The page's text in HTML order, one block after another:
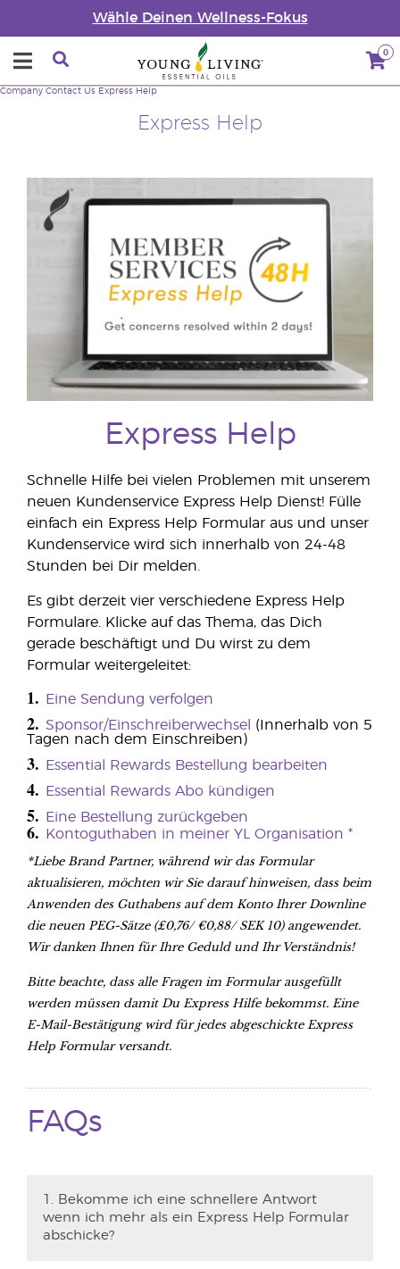
Wähle Deinen Wellness-Fokus
0
Express Help
Company Contact Us Express Help
Express Help
Schnelle Hilfe bei vielen Problemen mit unserem
neuen Kundenservice Express Help Dienst! Fülle
einfach ein Express Help Formular aus und unser
Kundenservice wird sich innerhalb von 24-48
Stunden bei Dir melden.
Es gibt derzeit vier verschiedene Express Help
Formulare. Klicke auf das Thema, das Dich
gerade beschäftigt und Du wirst zu dem
Formular weitergeleitet:
1. Eine Sendung verfolgen
2. Sponsor/Einschreiberwechsel (Innerhalb von 5
Tagen nach dem Einschreiben)
3. Essential Rewards Bestellung bearbeiten
4. Essential Rewards Abo kündigen
5. Eine Bestellung zurückgeben
6. Kontoguthaben in meiner YL Organisation *
*Liebe Brand Partner, während wir das Formular
aktualisieren, möchten wir Sie darauf hinweisen, dass beim
Anwenden des Guthabens auf dem Konto Ihrer Downline
die neuen PEG-Sätze (£0,76/ €0,88/ SEK 10) angewendet.
Wir danken Ihnen für Ihre Geduld und Ihr Verständnis!
Bitte beachte, dass alle Fragen im Formular ausgefüllt
werden müssen damit Du Express Hilfe bekommst. Eine
E-Mail-Bestätigung wird für jedes abgeschickte Express
Help Formular versandt.
FAQs
1. Bekomme ich eine schnellere Antwort
wenn ich mehr als ein Express Help Formular
abschicke?